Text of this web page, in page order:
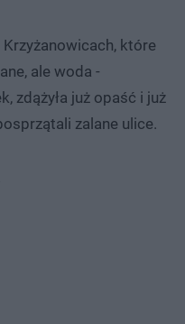
które
ale woda -
zdążyła już opaść i już
zalane ulice.